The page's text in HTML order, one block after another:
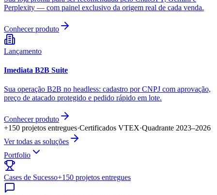
Perplexity — com painel exclusivo da origem real de cada venda.
Conhecer produto
Lançamento
Imediata B2B Suite
Sua operação B2B no headless: cadastro por CNPJ com aprovação,
preço de atacado protegido e pedido rápido em lote.
Conhecer produto
+150 projetos entregues·Certificados VTEX·Quadrante 2023–2026
Ver todas as soluções
Portfolio
Cases de Sucesso+150 projetos entregues